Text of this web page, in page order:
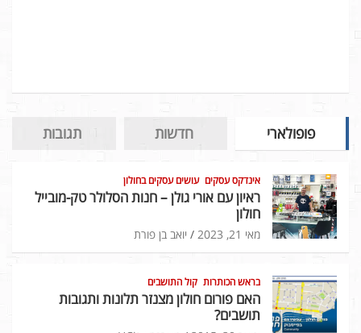
פופולארי חדשות תגובות
אינדקס עסקים עושים עסקים בחולון
ראיון עם אורי גולן – חנות הסלולר טק-מובייל
חולון
מאי 21, 2023 יואב בן פורת
בראש הכותרות קול התושבים
האם פורום חולון מצנזר תלונות ותגובות
תושבים?